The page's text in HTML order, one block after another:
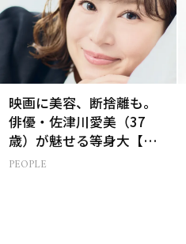
映画に美容、断捨離も。
俳優・佐津川愛美（37
歳）が魅せる等身大【美
ST特別画像集】
PEOPLE